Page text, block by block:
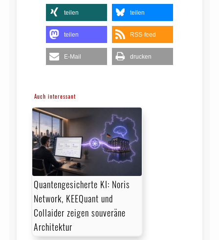
teilen teilen
teilen RSS-feed
E-Mail drucken
Auch interessant
Quantengesicherte KI: Noris
Network, KEEQuant und
Collaider zeigen souveräne
Architektur